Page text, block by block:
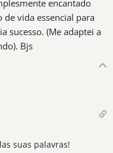
encantado
de vida essencial para
sucesso. (Me adaptei a
Bjs
suas palavras!